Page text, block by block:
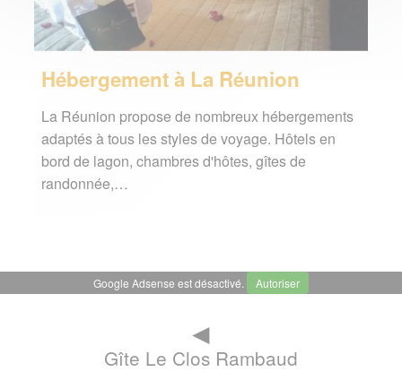
Hébergement à La Réunion
La Réunion propose de nombreux hébergements
adaptés à tous les styles de voyage. Hôtels en
bord de lagon, chambres d'hôtes, gîtes de
randonnée,…
Google Adsense est désactivé. Autoriser
◄
Gîte Le Clos Rambaud